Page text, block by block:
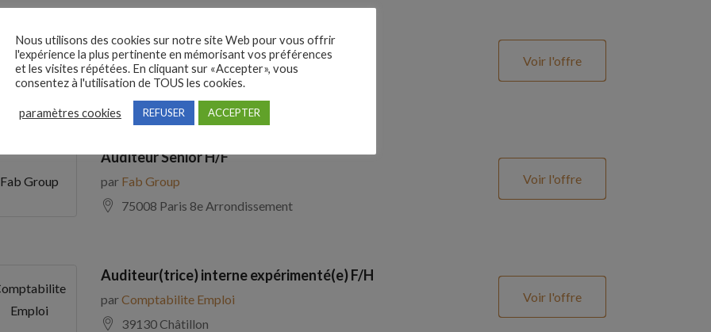
ADECCO
Comptable Fournisseurs H/F
parADECCO
69100 Villeurbanne
Voir l'offre
Fab Group
Auditeur Senior H/F
par Fab Group
75008 Paris 8e Arrondissement
Voir l'offre
Emploi
Auditeur(trice) interne expérimenté(e) F/H
parComptabilite Emploi
39130 Châtillon
Voir l'offre
Nous utilisons des cookies sur notre site Web pour vous offrir
l'expérience la plus pertinente en mémorisant vos préférences
et les visites répétées. En cliquant sur «Accepter», vous
consentez à l'utilisation de TOUS les cookies.
paramètres cookies REFUSER ACCEPTER